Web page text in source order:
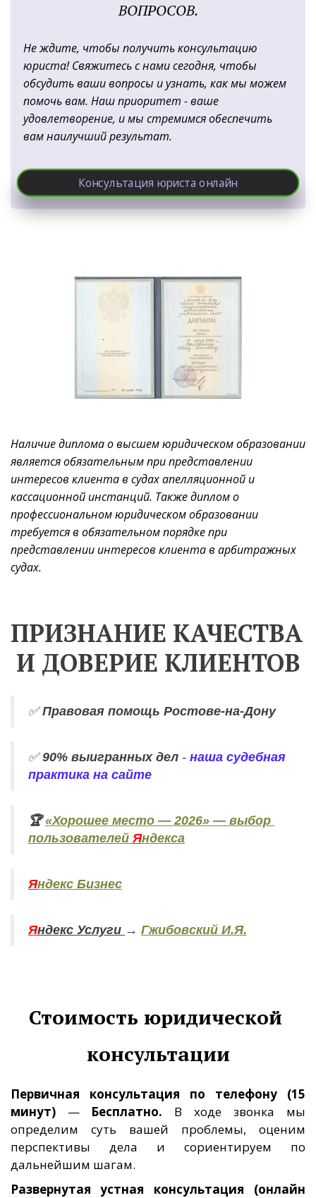
ВОПРОСОВ.
Не ждите, чтобы получить консультацию
юриста! Свяжитесь с нами сегодня, чтобы
обсудить ваши вопросы и узнать, как мы можем
помочь вам. Наш приоритет - ваше
удовлетворение, и мы стремимся обеспечить
вам наилучший результат.
Консультация юриста онлайн
Наличие диплома о высшем юридическом образовании
является обязательным при представлении
интересов клиента в судах апелляционной и
кассационной инстанций. Также диплом о
профессиональном юридическом образовании
требуется в обязательном порядке при
представлении интересов клиента в арбитражных
судах.
ПРИЗНАНИЕ КАЧЕСТВА
И ДОВЕРИЕ КЛИЕНТОВ
✅ Правовая помощь Ростове-на-Дону
✅ 90% выигранных дел - наша судебная
практика на сайте
🏆 «Хорошее место — 2026» — выбор
пользователей Яндекса
Яндекс Бизнес
Яндекс Услуги → Гжибовский И.Я.
Стоимость юридической
консультации
Первичная консультация по телефону (15
минут)— Бесплатно. В ходе звонка мы
определим суть вашей проблемы, оценим
перспективы дела и сориентируем по
дальнейшим шагам.
Развернутая устная консультация (онлайн